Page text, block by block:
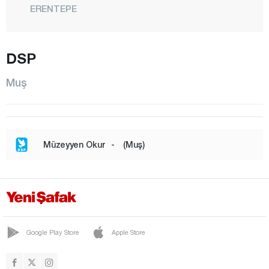
ERENTEPE
MALAZGİRT
CENTER
RÜSTEMGEDİK
SARIPINAR
SERİNOVA
DSP
Muş
Müzeyyen Okur - (Muş)
Google Play Store Apple Store